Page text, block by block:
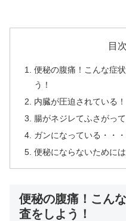
目次
便秘の腹痛！こんな症
う！
内臓が圧迫されている！
腸がネジレてふさがって
ガンになっている・・・
便秘にならないためには
便秘の腹痛！こん
査をしよう！